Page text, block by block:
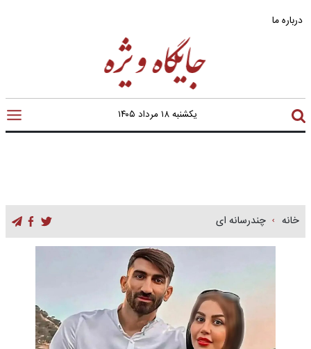
درباره ما
یکشنبه ۱۸ مرداد ۱۴۰۵
خانه چندرسانه ای